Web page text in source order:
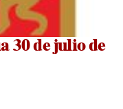
y Visitantes
30 de julio de